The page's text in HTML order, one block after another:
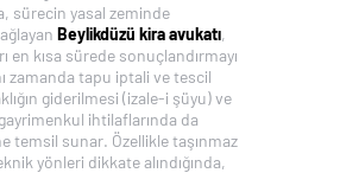
sürecin yasal zeminde
Beylikdüzü kira avukatı,
en kısa sürede sonuçlandırmayı
zamanda tapu iptali ve tescil
giderilmesi (izale-i şüyu) ve
ihtilaflarında da
temsil sunar. Özellikle taşınmaz
yönleri dikkate alındığında,